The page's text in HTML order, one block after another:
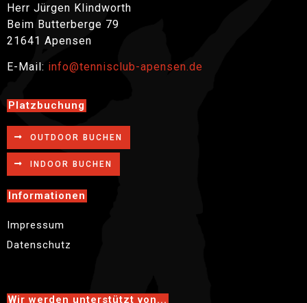
Herr Jürgen Klindworth
Beim Butterberge 79
21641 Apensen
E-Mail: info@tennisclub-apensen.de
Platzbuchung
OUTDOOR BUCHEN
INDOOR BUCHEN
Informationen
Impressum
Datenschutz
Wir werden unterstützt von...